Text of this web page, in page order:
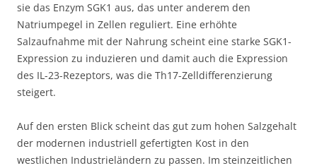
sie das Enzym SGK1 aus, das unter anderem den
Natriumpegel in Zellen reguliert. Eine erhöhte
Salzaufnahme mit der Nahrung scheint eine starke SGK1-
Expression zu induzieren und damit auch die Expression
des IL-23-Rezeptors, was die Th17-Zelldifferenzierung
steigert.
Auf den ersten Blick scheint das gut zum hohen Salzgehalt
der modernen industriell gefertigten Kost in den
westlichen Industrieländern zu passen. Im steinzeitlichen